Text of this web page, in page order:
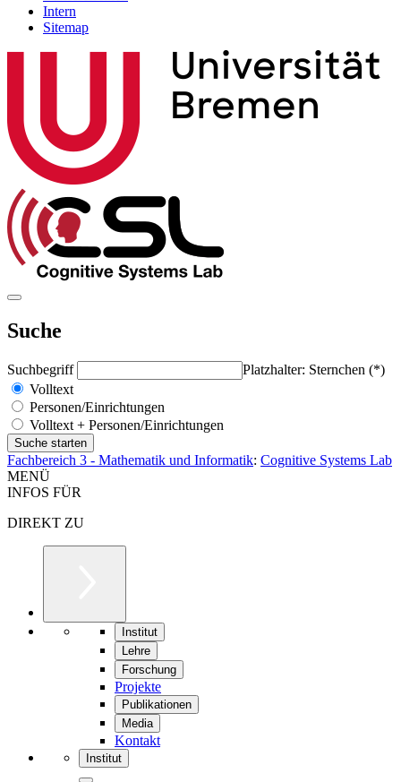
Intern
Sitemap
Suche
Suchbegriff
Platzhalter: Sternchen (*)
Volltext
Personen/Einrichtungen
Volltext + Personen/Einrichtungen
Fachbereich 3 - Mathematik und Informatik: Cognitive Systems Lab
MENÜ
INFOS FÜR
DIREKT ZU
Institut
Lehre
Forschung
Projekte
Publikationen
Media
Kontakt
Institut